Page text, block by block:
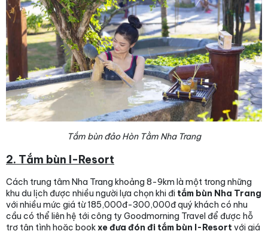
Tắm bùn đảo Hòn Tằm Nha Trang
2. Tắm bùn I-Resort
Cách trung tâm Nha Trang khoảng 8-9km là một trong những
khu du lịch được nhiều người lựa chọn khi đi tắm bùn Nha Trang
với nhiều mức giá từ 185,000đ-300,000đ quý khách có nhu
cầu có thể liên hệ tới công ty Goodmorning Travel để được hỗ
trợ tận tình hoặc bookxe đưa đón đi tắm bùn I-Resort với giá